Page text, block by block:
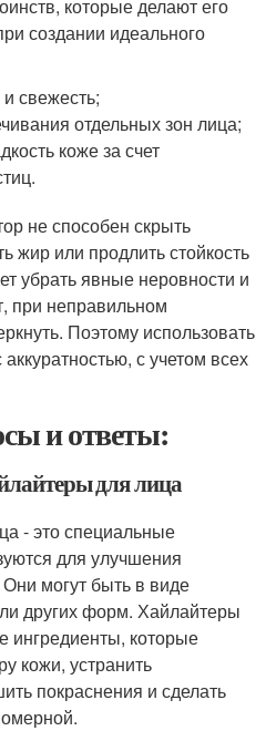
которые делают его
создании идеального
свежесть;
отдельных зон лица;
коже за счет
не способен скрыть
жир или продлить стойкость
убрать явные неровности и
при неправильном
Поэтому использовать
с учетом всех
и ответы:
для лица
- это специальные
для улучшения
могут быть в виде
других форм. Хайлайтеры
ингредиенты, которые
кожи, устранить
покраснения и сделать